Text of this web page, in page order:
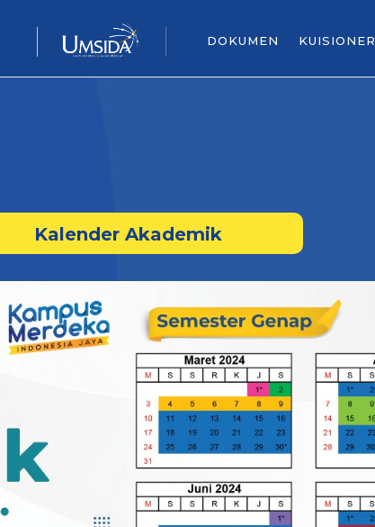
DOKUMEN KUISIONER
Kalender Akademik